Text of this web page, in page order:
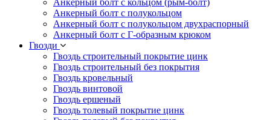
Анкерный болт с полукольцом
Анкерный болт с полукольцом двухраспорный
Анкерный болт с Г-образным крюком
Гвозди
Гвоздь строительный покрытие цинк
Гвоздь строительный без покрытия
Гвоздь кровельный
Гвоздь винтовой
Гвоздь ершеный
Гвоздь толевый покрытие цинк